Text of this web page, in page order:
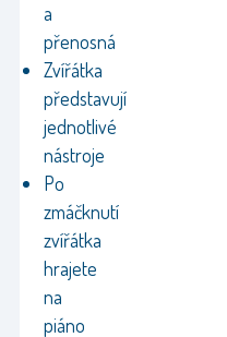
a
přenosná
Zvířátka
představují
jednotlivé
nástroje
Po
zmáčknutí
zvířátka
hrajete
na
piáno